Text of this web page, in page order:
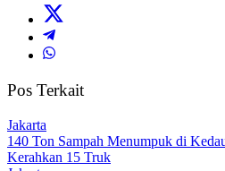
Pos Terkait
Jakarta
140 Ton Sampah Menumpuk di
Kerahkan 15 Truk